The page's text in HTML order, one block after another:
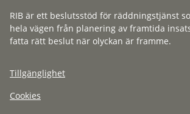
RIB är ett beslutsstöd för räddningstjänst
hela vägen från planering av framtida
fatta rätt beslut när olyckan är framme.
Tillgänglighet
Cookies